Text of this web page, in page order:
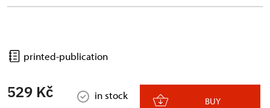
printed-publication
529 Kč in stock BUY